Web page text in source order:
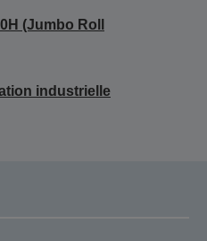
(Jumbo Roll
industrielle